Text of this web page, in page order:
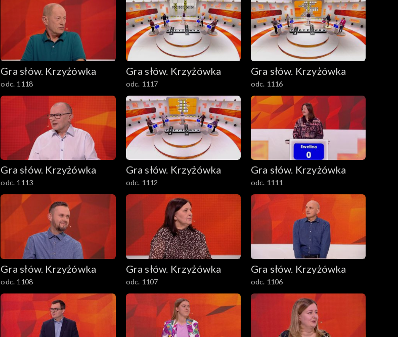
Gra słów. Krzyżówka
odc. 1118
Gra słów. Krzyżówka
odc. 1117
Gra słów. Krzyżówka
odc. 1116
Gra słów. Krzyżówka
odc. 1113
Gra słów. Krzyżówka
odc. 1112
Gra słów. Krzyżówka
odc. 1111
Gra słów. Krzyżówka
odc. 1108
Gra słów. Krzyżówka
odc. 1107
Gra słów. Krzyżówka
odc. 1106